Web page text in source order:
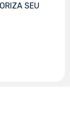
SEU